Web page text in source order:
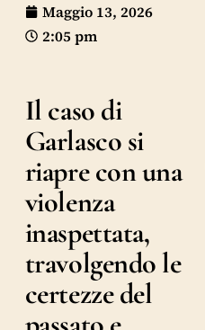
Maggio 13, 2026
2:05 pm
Il caso di
Garlasco si
riapre con una
violenza
inaspettata,
travolgendo le
certezze del